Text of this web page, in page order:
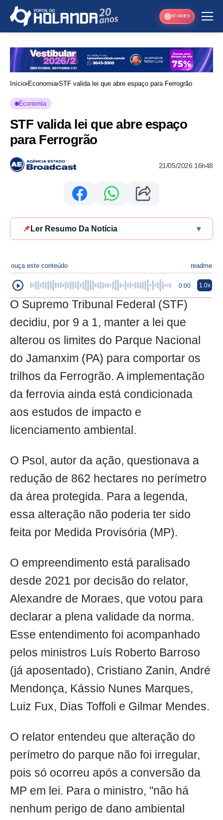
STORIES
Início Economia STF valida lei que abre espaço para Ferrogrão
Economia
STF valida lei que abre espaço
para Ferrogrão
21/05/2026 16h48
📌 Ler Resumo Da Notícia ▾
ouça este conteúdo readme
0:00 1.0x
O Supremo Tribunal Federal (STF)
decidiu, por 9 a 1, manter a lei que
alterou os limites do Parque Nacional
do Jamanxim (PA) para comportar os
trilhos da Ferrogrão. A implementação
da ferrovia ainda está condicionada
aos estudos de impacto e
licenciamento ambiental.
O Psol, autor da ação, questionava a
redução de 862 hectares no perímetro
da área protegida. Para a legenda,
essa alteração não poderia ter sido
feita por Medida Provisória (MP).
O empreendimento está paralisado
desde 2021 por decisão do relator,
Alexandre de Moraes, que votou para
declarar a plena validade da norma.
Esse entendimento foi acompanhado
pelos ministros Luís Roberto Barroso
(já aposentado), Cristiano Zanin, André
Mendonça, Kássio Nunes Marques,
Luiz Fux, Dias Toffoli e Gilmar Mendes.
O relator entendeu que alteração do
perímetro do parque não foi irregular,
pois só ocorreu após a conversão da
MP em lei. Para o ministro, "não há
nenhum perigo de dano ambiental